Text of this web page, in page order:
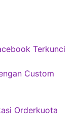
Terkunci
Custom
Orderkuota